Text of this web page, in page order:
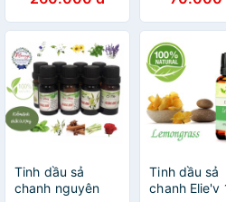
khẩu
chất lượng
kiểm định |
Tinh dầu sả
chanh nguyên
Tinh dầu sả
chanh Elie'v